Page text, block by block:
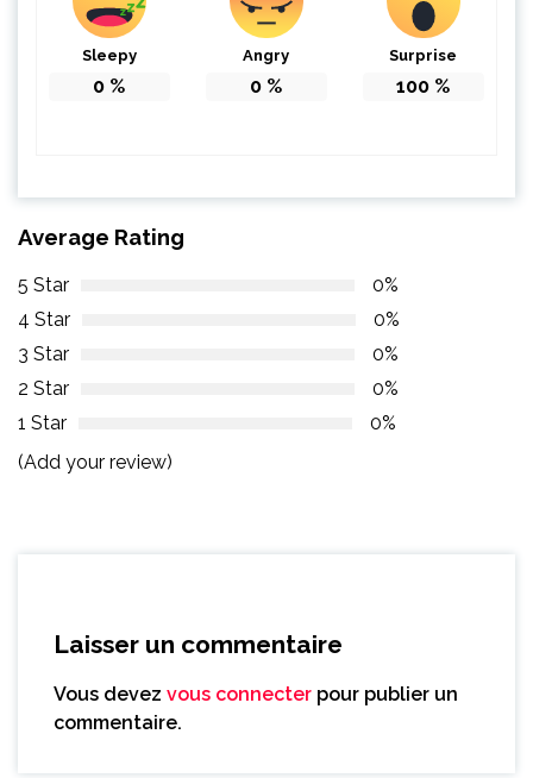
Sleepy
0 %
Angry
0 %
Surprise
100 %
Average Rating
5 Star
0%
4 Star
0%
3 Star
0%
2 Star
0%
1 Star
0%
(Add your review)
Laisser un commentaire
Vous devez vous connecter pour publier un
commentaire.